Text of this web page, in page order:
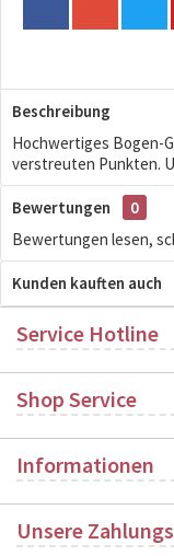
Beschreibung
Hochwertiges Bogen-
verstreuten Punkten.
Bewertungen
0
Bewertungen lesen,
Kunden kauften auch
Service Hotline
Shop Service
Informationen
Unsere